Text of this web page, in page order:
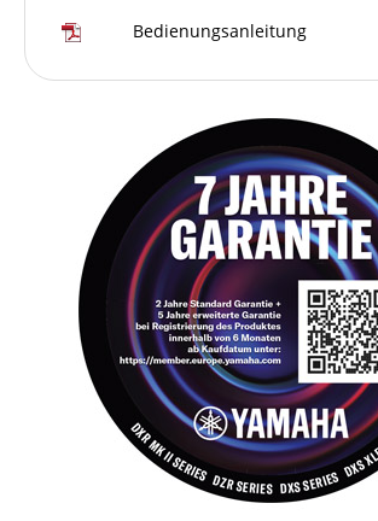
Bedienungsanleitung